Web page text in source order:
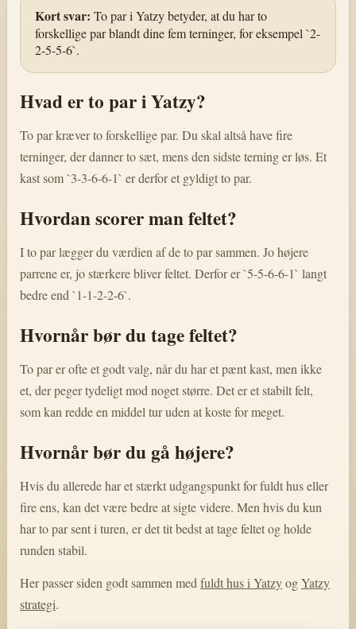
Kort svar: To par i Yatzy betyder, at du har to
forskellige par blandt dine fem terninger, for eksempel `2-
2-5-5-6`.
Hvad er to par i Yatzy?
To par kræver to forskellige par. Du skal altså have fire
terninger, der danner to sæt, mens den sidste terning er løs. Et
kast som `3-3-6-6-1` er derfor et gyldigt to par.
Hvordan scorer man feltet?
I to par lægger du værdien af de to par sammen. Jo højere
parrene er, jo stærkere bliver feltet. Derfor er `5-5-6-6-1` langt
bedre end `1-1-2-2-6`.
Hvornår bør du tage feltet?
To par er ofte et godt valg, når du har et pænt kast, men ikke
et, der peger tydeligt mod noget større. Det er et stabilt felt,
som kan redde en middel tur uden at koste for meget.
Hvornår bør du gå højere?
Hvis du allerede har et stærkt udgangspunkt for fuldt hus eller
fire ens, kan det være bedre at sigte videre. Men hvis du kun
har to par sent i turen, er det tit bedst at tage feltet og holde
runden stabil.
Her passer siden godt sammen med fuldt hus i YatzyogYatzy
strategi.